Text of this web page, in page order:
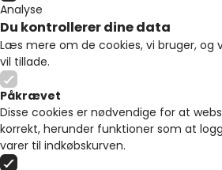
Analyse
Du kontrollerer dine data
Læs mere om de cookies, vi bruger, og
vil tillade.
Påkrævet
Disse cookies er nødvendige for at
korrekt, herunder funktioner som at
varer til indkøbskurven.